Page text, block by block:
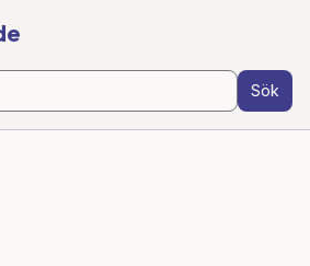
Sök